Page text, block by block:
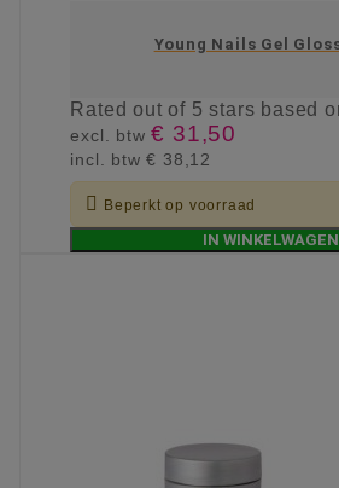
Young Nails Gel
Ratedout of 5 stars based
excl. btw€ 31,50
incl. btw€ 38,12
 Beperkt op voorraad
IN WINKELWAGEN